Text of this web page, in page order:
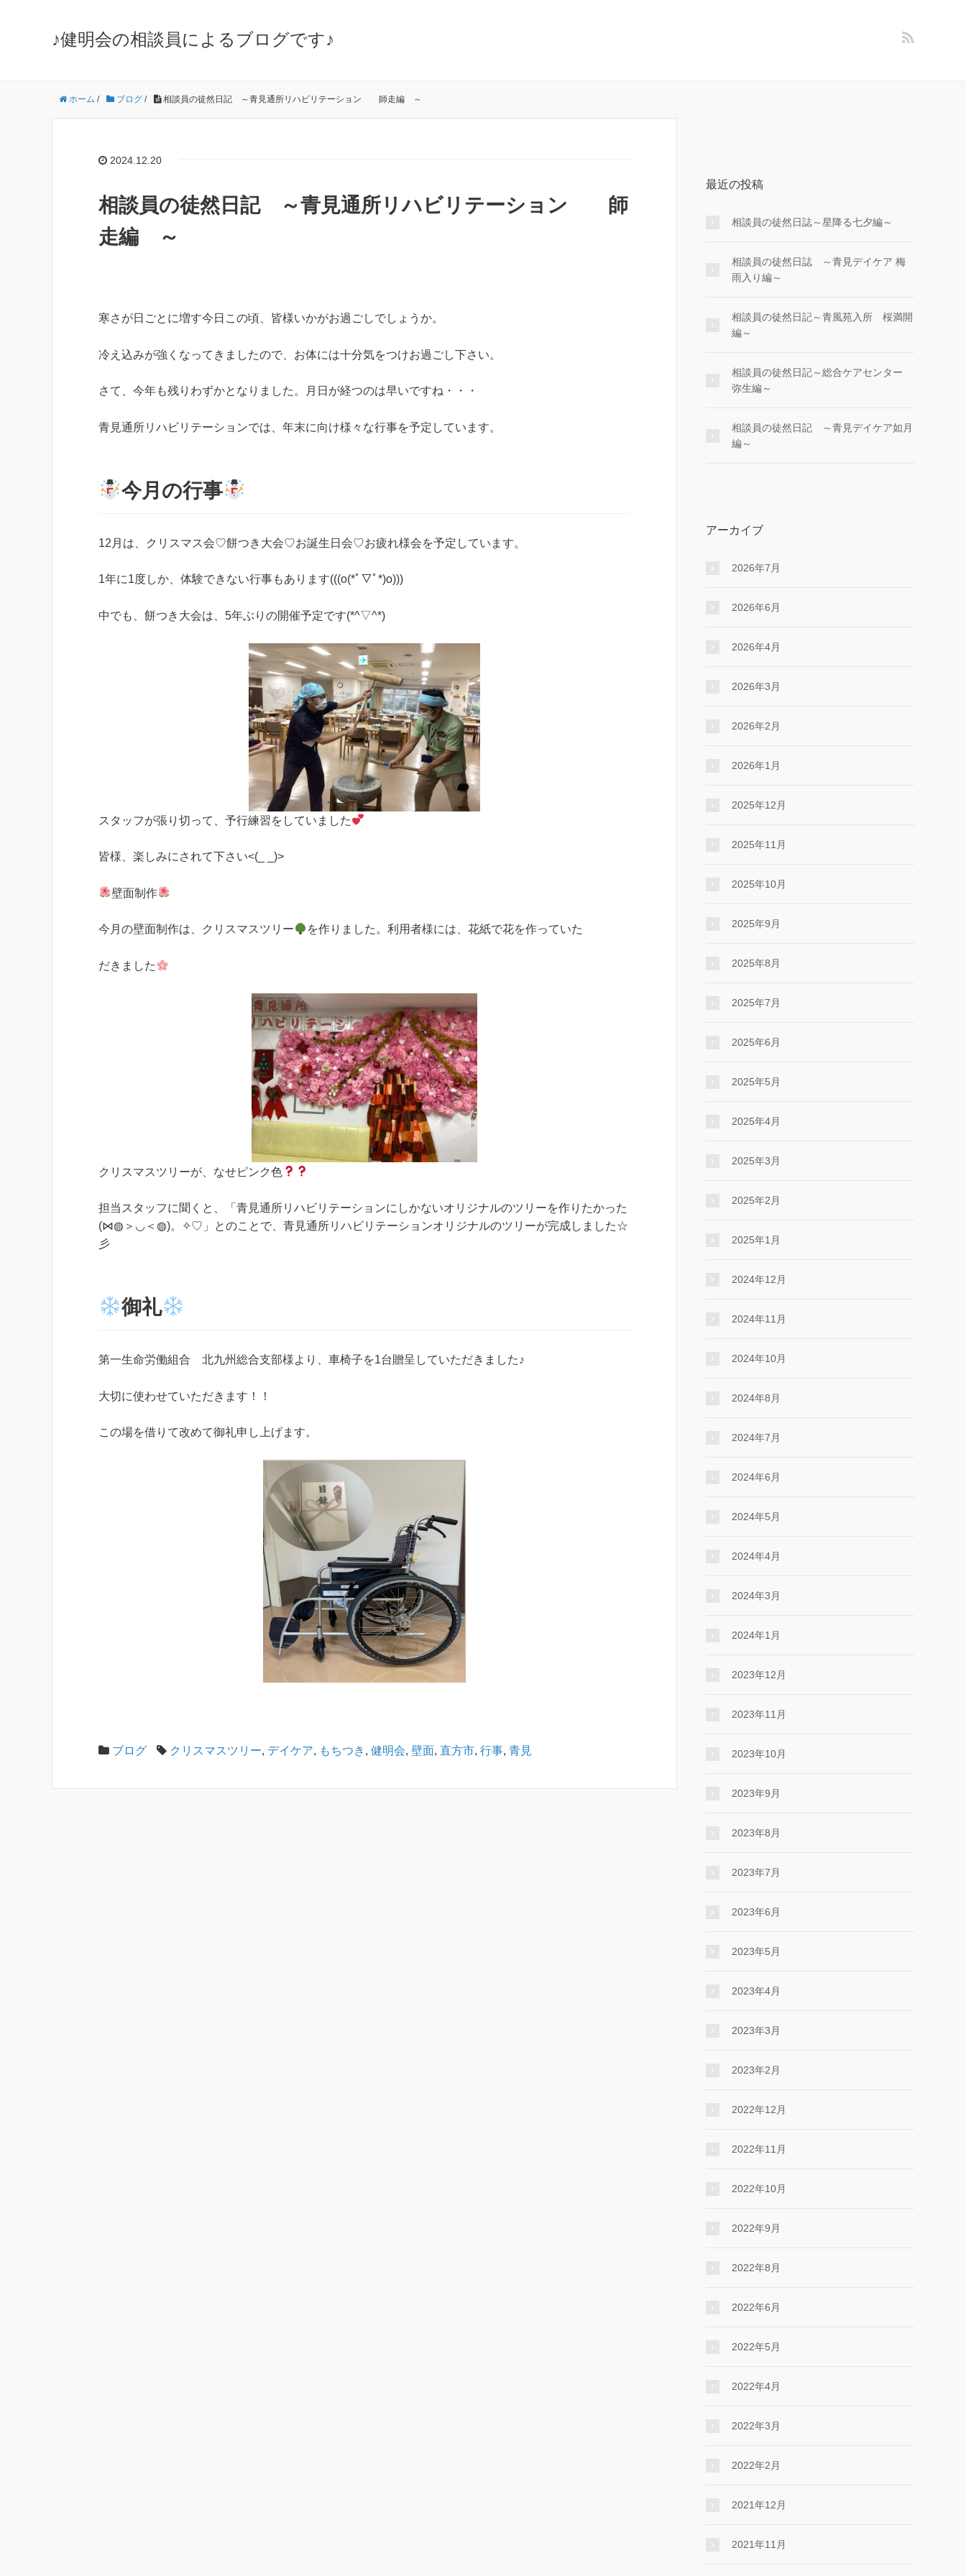
♪健明会の相談員によるブログです♪
ホーム / ブログ / 相談員の徒然日記 ～青見通所リハビリテーション 師走編 ～
2024.12.20
相談員の徒然日記 ～青見通所リハビリテーション 師
走編 ～
寒さが日ごとに増す今日この頃、皆様いかがお過ごしでしょうか。
冷え込みが強くなってきましたので、お体には十分気をつけお過ごし下さい。
さて、今年も残りわずかとなりました。月日が経つのは早いですね・・・
青見通所リハビリテーションでは、年末に向け様々な行事を予定しています。
今月の行事
12月は、クリスマス会♡餅つき大会♡お誕生日会♡お疲れ様会を予定しています。
1年に1度しか、体験できない行事もあります(((o(*ﾟ▽ﾟ*)o)))
中でも、餅つき大会は、5年ぶりの開催予定です(*^▽^*)
スタッフが張り切って、予行練習をしていました
皆様、楽しみにされて下さい<(_ _)>
壁面制作
今月の壁面制作は、クリスマスツリー を作りました。利用者様には、花紙で花を作っていた
だきました
クリスマスツリーが、なせピンク色
担当スタッフに聞くと、「青見通所リハビリテーションにしかないオリジナルのツリーを作りたかった
(⋈◍＞◡＜◍)。✧♡」とのことで、青見通所リハビリテーションオリジナルのツリーが完成しました☆
彡
御礼
第一生命労働組合 北九州総合支部様より、車椅子を1台贈呈していただきました♪
大切に使わせていただきます！！
この場を借りて改めて御礼申し上げます。
ブログ クリスマスツリー, デイケア, もちつき , 健明会, 壁面, 直方市, 行事, 青見
最近の投稿
相談員の徒然日誌～星降る七夕編～
相談員の徒然日誌 ～青見デイケア 梅
雨入り編～
相談員の徒然日記～青風苑入所 桜満開
編～
相談員の徒然日記～総合ケアセンター
弥生編～
相談員の徒然日記 ～青見デイケア如月
編～
アーカイブ
2026年7月
2026年6月
2026年4月
2026年3月
2026年2月
2026年1月
2025年12月
2025年11月
2025年10月
2025年9月
2025年8月
2025年7月
2025年6月
2025年5月
2025年4月
2025年3月
2025年2月
2025年1月
2024年12月
2024年11月
2024年10月
2024年8月
2024年7月
2024年6月
2024年5月
2024年4月
2024年3月
2024年1月
2023年12月
2023年11月
2023年10月
2023年9月
2023年8月
2023年7月
2023年6月
2023年5月
2023年4月
2023年3月
2023年2月
2022年12月
2022年11月
2022年10月
2022年9月
2022年8月
2022年6月
2022年5月
2022年4月
2022年3月
2022年2月
2021年12月
2021年11月